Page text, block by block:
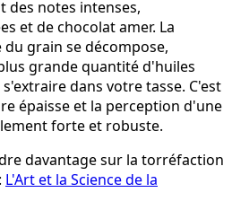
des notes intenses,
et de chocolat amer. La
grain se décompose,
grande quantité d'huiles
dans votre tasse. C'est
épaisse et la perception d'une
forte et robuste.
davantage sur la torréfaction
L'Art et la Science de la